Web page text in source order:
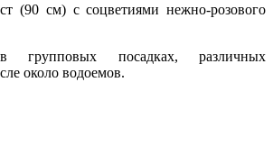
(90 см) с соцветиями нежно-розового
посадках, различных
около водоемов.